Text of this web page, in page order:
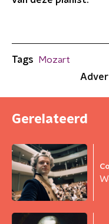
Tags
Mozart
Gerelateerd